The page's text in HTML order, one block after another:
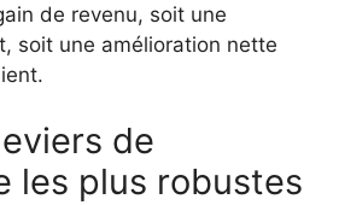
de revenu, soit une
soit une amélioration nette
de
les plus robustes